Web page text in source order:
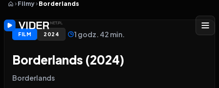
Filmy Borderlands
FILM 2024 1 godz. 42 min.
Borderlands (2024)
Borderlands